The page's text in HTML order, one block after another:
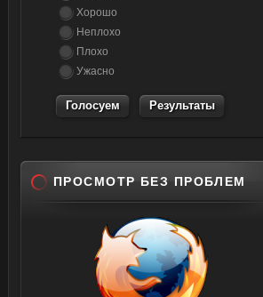
Хорошо
Неплохо
Плохо
Ужасно
Результаты
ПРОСМОТР БЕЗ ПРОБЛЕМ